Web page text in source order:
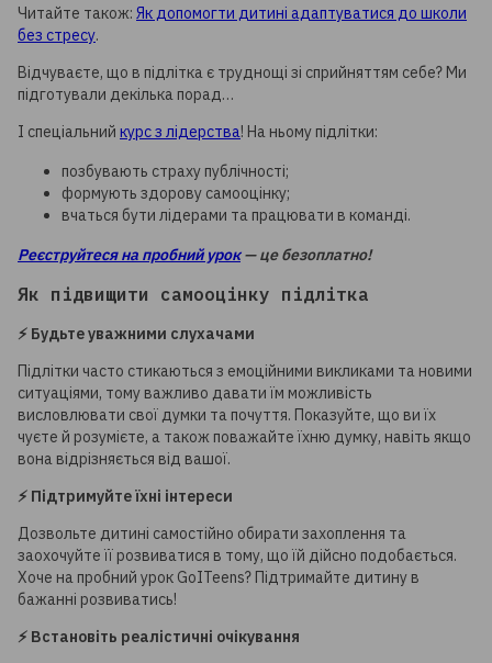
Читайте також: Як допомогти дитині адаптуватися до школи
без стресу.
Відчуваєте, що в підлітка є труднощі зі сприйняттям себе? Ми
підготували декілька порад…
І спеціальний курс з лідерства! На ньому підлітки:
позбувають страху публічності;
формують здорову самооцінку;
вчаться бути лідерами та працювати в команді.
Реєструйтеся на пробний урок— це безоплатно!
Як підвищити самооцінку підлітка
⚡️ Будьте уважними слухачами
Підлітки часто стикаються з емоційними викликами та новими
ситуаціями, тому важливо давати їм можливість
висловлювати свої думки та почуття. Показуйте, що ви їх
чуєте й розумієте, а також поважайте їхню думку, навіть якщо
вона відрізняється від вашої.
⚡️ Підтримуйте їхні інтереси
Дозвольте дитині самостійно обирати захоплення та
заохочуйте її розвиватися в тому, що їй дійсно подобається.
Хоче на пробний урок GoITeens? Підтримайте дитину в
бажанні розвиватись!
⚡️ Встановіть реалістичні очікування